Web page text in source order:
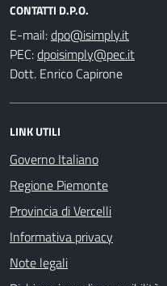
CONTATTI D.P.O.
E-mail:
PEC:
Dott. Enrico Capirone
LINK UTILI
Governo Italiano
Regione Piemonte
Provincia di Vercelli
Informativa privacy
Note legali